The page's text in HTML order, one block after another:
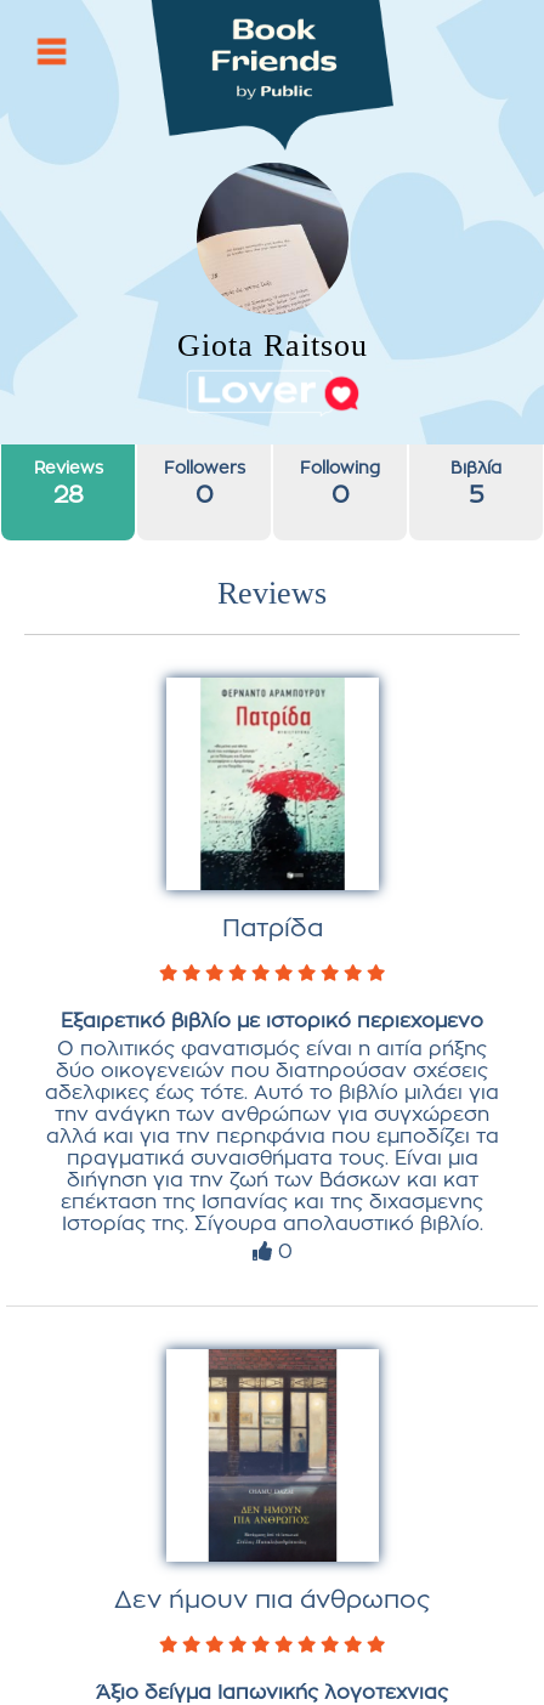
Giota Raitsou
Reviews
28
Followers
0
Following
0
Βιβλία
5
Reviews
Πατρίδα
Εξαιρετικό βιβλίο με ιστορικό περιεχομενο
Ο πολιτικός φανατισμός είναι η αιτία ρήξης
δύο οικογενειών που διατηρούσαν σχέσεις
αδελφικες έως τότε. Αυτό το βιβλίο μιλάει για
την ανάγκη των ανθρώπων για συγχώρεση
αλλά και για την περηφάνια που εμποδίζει τα
πραγματικά συναισθήματα τους. Είναι μια
διήγηση για την ζωή των Βάσκων και κατ
επέκταση της Ισπανίας και της διχασμενης
Ιστορίας της. Σίγουρα απολαυστικό βιβλίο.
0
Δεν ήμουν πια άνθρωπος
Άξιο δείγμα Ιαπωνικής λογοτεχνιας